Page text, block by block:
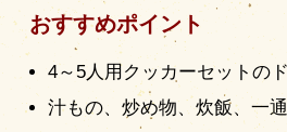
おすすめポイント
4～5人用クッカーセットの
汁もの、炒め物、炊飯、一